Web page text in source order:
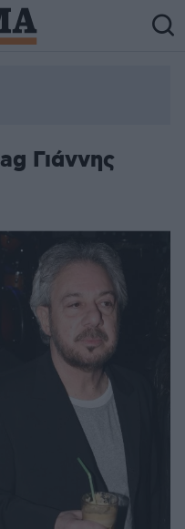
Γιάννης